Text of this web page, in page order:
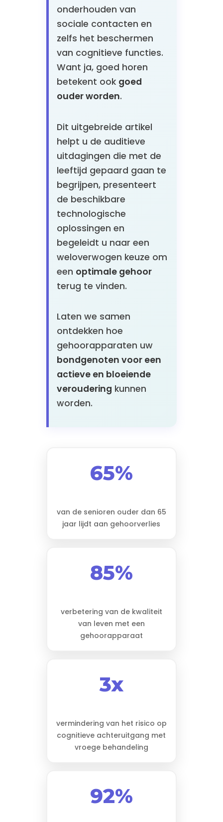
onderhouden van
sociale contacten en
zelfs het beschermen
van cognitieve functies.
Want ja, goed horen
betekent ook goed
ouder worden.
Dit uitgebreide artikel
helpt u de auditieve
uitdagingen die met de
leeftijd gepaard gaan te
begrijpen, presenteert
de beschikbare
technologische
oplossingen en
begeleidt u naar een
weloverwogen keuze om
een optimale gehoor
terug te vinden.
Laten we samen
ontdekken hoe
gehoorapparaten uw
bondgenoten voor een
actieve en bloeiende
veroudering kunnen
worden.
65%
van de senioren ouder dan 65
jaar lijdt aan gehoorverlies
85%
verbetering van de kwaliteit
van leven met een
gehoorapparaat
3x
vermindering van het risico op
cognitieve achteruitgang met
vroege behandeling
92%